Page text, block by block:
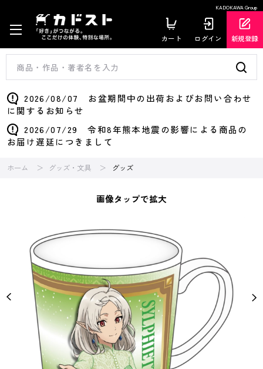
KADOKAWA Group
カート ログイン 新規登録
2026/08/07 お盆期間中の出荷およびお問い合わせ
に関するお知らせ
2026/07/29 令和8年熊本地震の影響による商品の
お届け遅延につきまして
ホーム グッズ・文具 グッズ
画像タップで拡大